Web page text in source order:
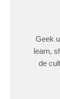
Geek
learn,
de